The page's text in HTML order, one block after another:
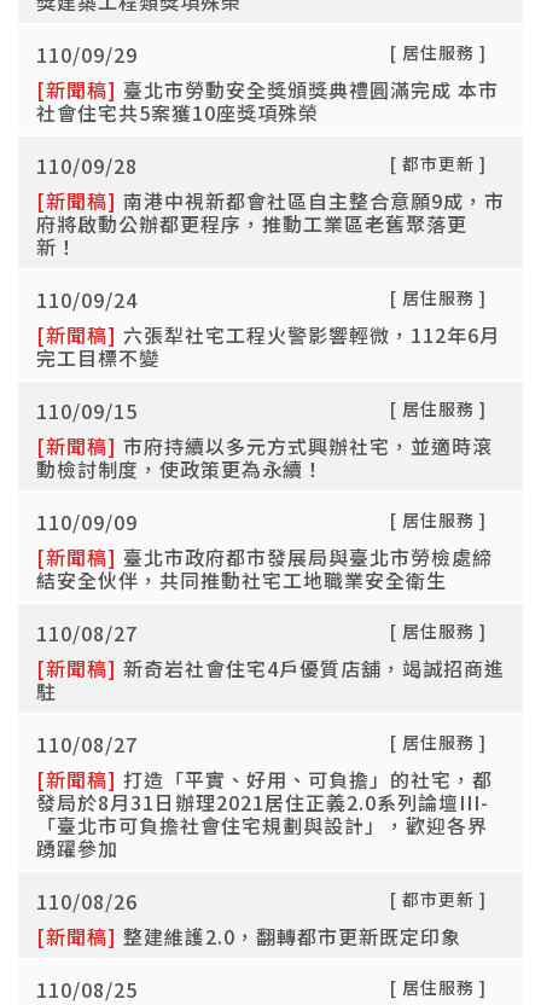
[新聞稿] 臺北市勞動安全獎頒獎典禮圓滿完成 本市
社會住宅共5案獲10座獎項殊榮
[ 居住服務 ]
110/09/29
[新聞稿] 南港中視新都會社區自主整合意願9成，市
府將啟動公辦都更程序，推動工業區老舊聚落更
新！
[ 都市更新 ]
110/09/28
[新聞稿] 六張犁社宅工程火警影響輕微，112年6月
完工目標不變
[ 居住服務 ]
110/09/24
[新聞稿] 市府持續以多元方式興辦社宅，並適時滾
動檢討制度，使政策更為永續！
[ 居住服務 ]
110/09/15
[新聞稿] 臺北市政府都市發展局與臺北市勞檢處締
結安全伙伴，共同推動社宅工地職業安全衛生
[ 居住服務 ]
110/09/09
[新聞稿] 新奇岩社會住宅4戶優質店舖，竭誠招商進
駐
[ 居住服務 ]
110/08/27
[新聞稿] 打造「平實、好用、可負擔」的社宅，都
發局於8月31日辦理2021居住正義2.0系列論壇III-
「臺北市可負擔社會住宅規劃與設計」，歡迎各界
踴躍參加
[ 居住服務 ]
110/08/27
[新聞稿] 整建維護2.0，翻轉都市更新既定印象
[ 都市更新 ]
110/08/26
[ 居住服務 ]
110/08/25